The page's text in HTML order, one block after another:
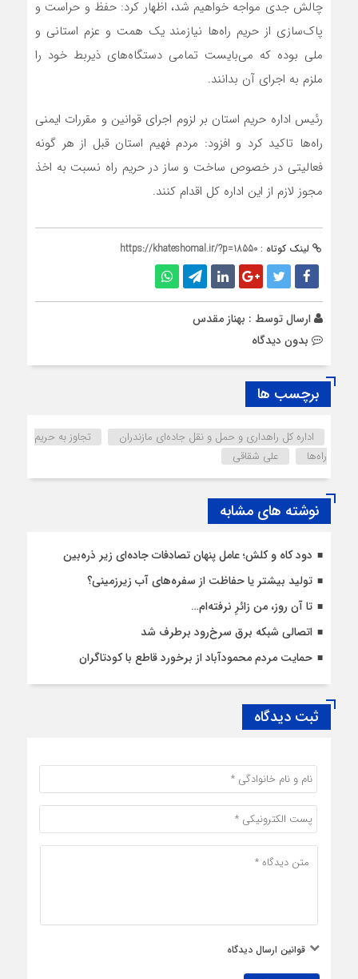
چالش جدی مواجه خواهیم شد، اظهار کرد: حفظ و حراست و
پاک‌سازی از حریم راه‌ها نیازمند یک همت و عزم استانی و
ملی بوده که می‌بایست تمامی دستگاه‌های ذیربط خود را
ملزم به اجرای آن بدانند.
رئیس اداره حریم استان بر لزوم اجرای قوانین و مقررات ایمنی
راه‌ها تاکید کرد و افزود: مردم فهیم استان قبل از هر گونه
فعالیتی در خصوص ساخت و ساز در حریم راه نسبت به اخذ
مجوز لازم از این اداره کل اقدام کنند.
لینک کوتاه : https://khateshomal.ir/?p=18550
ارسال توسط : بهناز مقدس
بدون دیدگاه
برچسب ها
اداره کل راهداری و حمل و نقل جاده‌ای مازندران
تجاوز به حریم
راه‌ها
علی شقاقی
نوشته های مشابه
دود کاه و کلش؛ عامل پنهان تصادفات جاده‌ای زیر ذره‌بین
تولید بیشتر یا حفاظت از سفره‌های آب زیرزمینی؟
تا آن روز، من زائرِ نرفته‌ام…
اتصالی شبکه برق سرخ‌رود برطرف شد
حمایت مردم محمودآباد از برخورد قاطع با کودتاگران
ثبت دیدگاه
قوانین ارسال دیدگاه